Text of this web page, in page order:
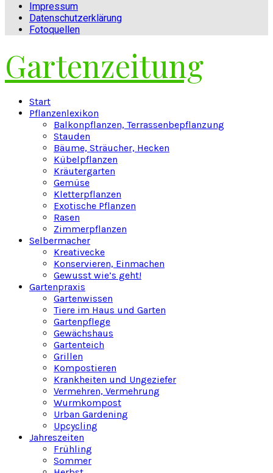
Impressum
Datenschutzerklärung
Fotoquellen
Gartenzeitung
Start
Pflanzenlexikon
Balkonpflanzen, Terrassenbepflanzung
Stauden
Bäume, Sträucher, Hecken
Kübelpflanzen
Kräutergarten
Gemüse
Kletterpflanzen
Exotische Pflanzen
Rasen
Zimmerpflanzen
Selbermacher
Kreativecke
Konservieren, Einmachen
Gewusst wie’s geht!
Gartenpraxis
Gartenwissen
Tiere im Haus und Garten
Gartenpflege
Gewächshaus
Gartenteich
Grillen
Kompostieren
Krankheiten und Ungeziefer
Vermehren, Vermehrung
Wurmkompost
Urban Gardening
Upcycling
Jahreszeiten
Frühling
Sommer